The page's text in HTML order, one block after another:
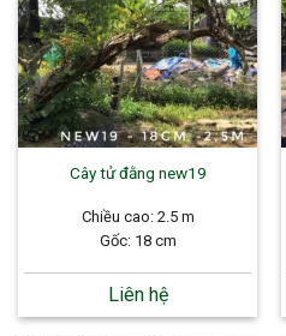
Cây tử đằng new19
Chiều cao: 2.5 m
Gốc: 18 cm
Liên hệ